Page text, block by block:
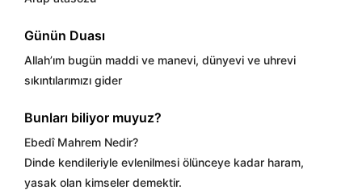
Günün Duası
Allah’ım bugün maddi ve manevi, dünyevi ve uhrevi
sıkıntılarımızı gider
Bunları biliyor muyuz?
Ebedî Mahrem Nedir?
Dinde kendileriyle evlenilmesi ölünceye kadar haram,
yasak olan kimseler demektir.